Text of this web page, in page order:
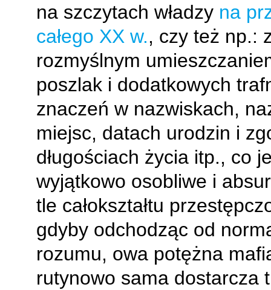
na szczytach władzy na
całego XX w., czy też np.:
rozmyślnym
poszlak i dodatkowych
znaczeń w nazwiskach,
miejsc, datach urodzin i
długościach życia itp., co
wyjątkowo osobliwe i
tle całokształtu
gdyby odchodząc od
rozumu, owa potężna
rutynowo sama dostarcza